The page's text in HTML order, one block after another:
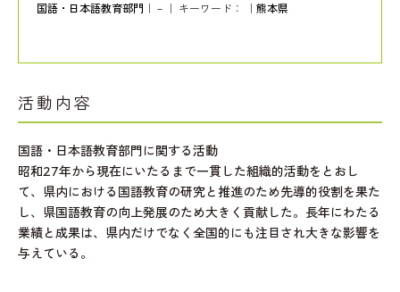
国語・日本語教育部門 ｜－｜ キーワード： 熊本県
活動内容
国語・日本語教育部門に関する活動
昭和27年から現在にいたるまで一貫した組織的活動をとおし
て、県内における国語教育の研究と推進のため先導的役割を果た
し、県国語教育の向上発展のため大きく貢献した。長年にわたる
業績と成果は、県内だけでなく全国的にも注目され大きな影響を
与えている。